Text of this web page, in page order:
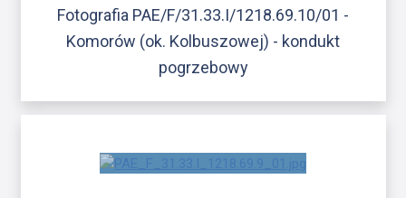
Fotografia PAE/F/31.33.I/1218.69.10/01 -
Komorów (ok. Kolbuszowej) - kondukt
pogrzebowy